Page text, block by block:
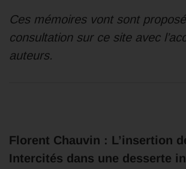
Ces mémoires vont sont
consultation sur ce site avec
auteurs.
Florent Chauvin : L’insertion
Intercités dans une desserte